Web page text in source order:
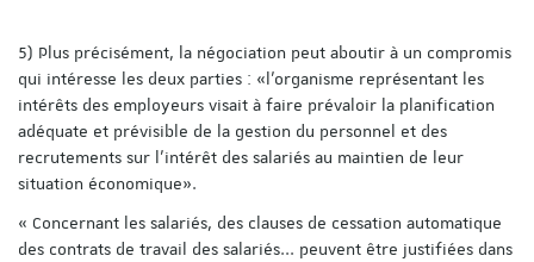
5) Plus précisément, la négociation peut aboutir à un compromis
qui intéresse les deux parties : «l’organisme représentant les
intérêts des employeurs visait à faire prévaloir la planification
adéquate et prévisible de la gestion du personnel et des
recrutements sur l’intérêt des salariés au maintien de leur
situation économique».
« Concernant les salariés, des clauses de cessation automatique
des contrats de travail des salariés... peuvent être justifiées dans